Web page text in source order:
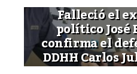
Falleció el
político José
confirma el
DDHH Carlos